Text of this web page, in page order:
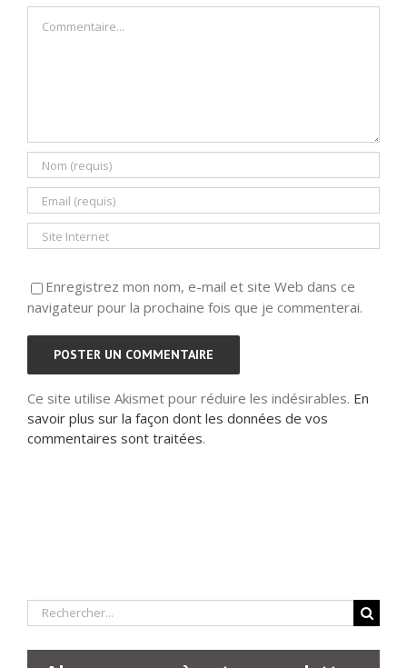
Enregistrez mon nom, e-mail et site Web dans ce
navigateur pour la prochaine fois que je commenterai.
Ce site utilise Akismet pour réduire les indésirables. En
savoir plus sur la façon dont les données de vos
commentaires sont traitées.
Rechercher: